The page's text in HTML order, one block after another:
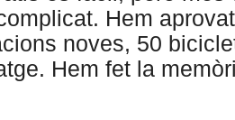
Hem
noves, 50
Hem fet la